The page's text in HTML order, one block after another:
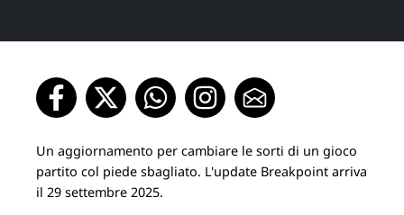
Un aggiornamento per cambiare le sorti di un gioco
partito col piede sbagliato. L'update Breakpoint arriva
il 29 settembre 2025.